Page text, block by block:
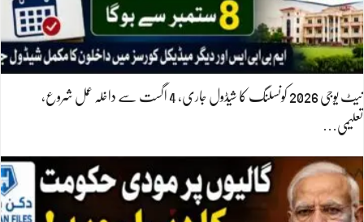
نیٹ یوجی 2026 کونسلنگ کا شیڈول جاری، 4 اگست سے داخلہ عمل شروع،
تعلیمی…